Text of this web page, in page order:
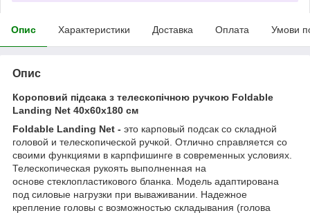
Опис Характеристики Доставка Оплата Умови
Опис
Короповий підсака з телескопічною ручкою Foldable
Landing Net 40x60x180 см
Foldable Landing Net - это карповый подсак со складной
головой и телескопической ручкой. Отлично справляется со
своими функциями в карпфишинге в современных условиях.
Телескопическая рукоять выполненная на
основе стеклопластикового бланка. Модель адаптирована
под силовые нагрузки при вываживании. Надежное
крепление головы с возможностью складывания (голова